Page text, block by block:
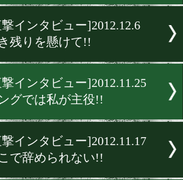
俺達にしか作れない!!
[直撃インタビュー
納得はしていない!!
生き残りを懸けて!!